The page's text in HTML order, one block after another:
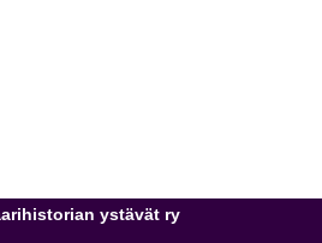
ystävät ry